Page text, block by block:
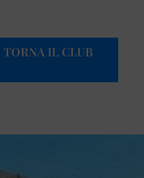
TORNA IL CLUB